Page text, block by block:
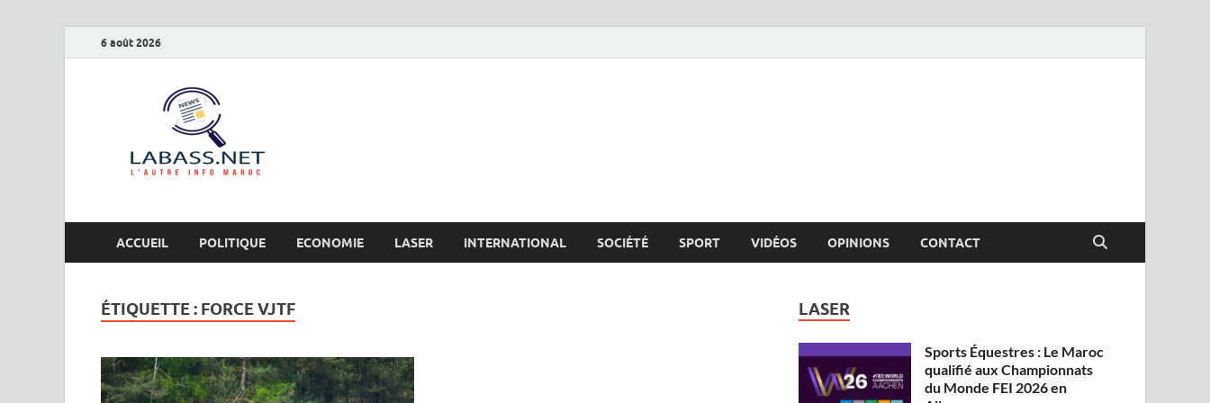
6 août 2026
ACCUEIL POLITIQUE ECONOMIE LASER INTERNATIONAL SOCIÉTÉ SPORT VIDÉOS OPINIONS CONTACT
ÉTIQUETTE : FORCE VJTF LASER
Sports Équestres : Le Maroc
qualifié aux Championnats
du Monde FEI 2026 en